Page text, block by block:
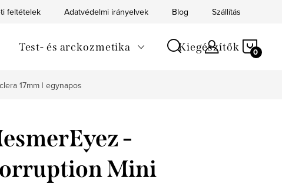
feltételek Adatvédelmi irányelvek Blog Szállítás
Test- és arckozmetika Kiegészítők
17mm | egynapos
-
Mini